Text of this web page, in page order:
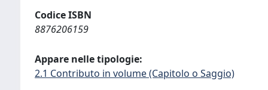
Codice ISBN
8876206159
Appare nelle tipologie:
2.1 Contributo in volume (Capitolo o Saggio)